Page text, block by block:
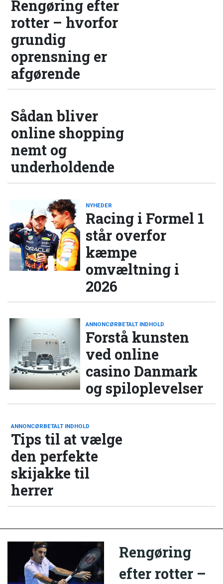
Rengøring efter
rotter – hvorfor
grundig
oprensning er
afgørende
Sådan bliver
online shopping
nemt og
underholdende
NYHEDER
Racing i Formel 1
står overfor
kæmpe
omvæltning i
2026
ANNONCØRBETALT INDHOLD
Forstå kunsten
ved online
casino Danmark
og spiloplevelser
ANNONCØRBETALT INDHOLD
Tips til at vælge
den perfekte
skijakke til
herrer
Rengøring
efter rotter –